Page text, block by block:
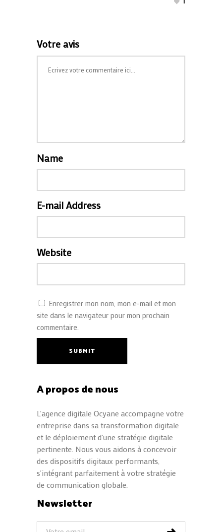
Votre avis
Name
E-mail Address
Website
Enregistrer mon nom, mon e-mail et mon
site dans le navigateur pour mon prochain
commentaire.
SUBMIT
A propos de nous
L'agence digitale Ocyane accompagne votre
entreprise dans sa transformation digitale
et le déploiement d'une stratégie digitale
pertinente. Nous vous aidons à concevoir
des dispositifs digitaux performants,
s'intégrant parfaitement à votre stratégie
de communication globale.
Newsletter